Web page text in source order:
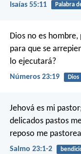
Isaías 55:11 Palabra
Dios no es
para que se
lo ejecutará?
Números 23:19 Dios
Jehová es mi
delicados pastos
reposo me
Salmo 23:1-2